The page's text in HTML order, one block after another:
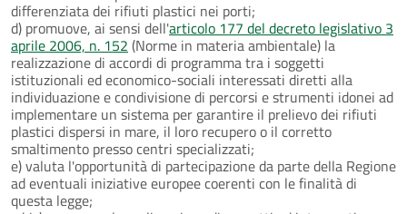
differenziata dei rifiuti plastici nei porti;
d) promuove, ai sensi dell'articolo 177 del decreto legislativo 3
aprile 2006, n. 152 (Norme in materia ambientale) la
realizzazione di accordi di programma tra i soggetti
istituzionali ed economico-sociali interessati diretti alla
individuazione e condivisione di percorsi e strumenti idonei ad
implementare un sistema per garantire il prelievo dei rifiuti
plastici dispersi in mare, il loro recupero o il corretto
smaltimento presso centri specializzati;
e) valuta l'opportunità di partecipazione da parte della Regione
ad eventuali iniziative europee coerenti con le finalità di
questa legge;